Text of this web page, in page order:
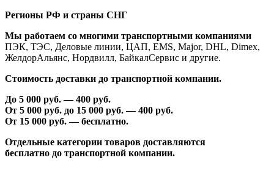
Регионы РФ и страны СНГ
Мы работаем со многими транспортными компаниями
ПЭК, ТЭС, Деловые линии, ЦАП, EMS, Major, DHL, Dimex,
ЖелдорАльянс, Нордвилл, БайкалСервис и другие.
Стоимость доставки до транспортной компании.
До 5 000 руб. —400 руб.
От 5 000 руб. до 15 000 руб. —400 руб.
От 15 000 руб. — бесплатно.
Отдельные категории товаров доставляются
бесплатно до транспортной компании.